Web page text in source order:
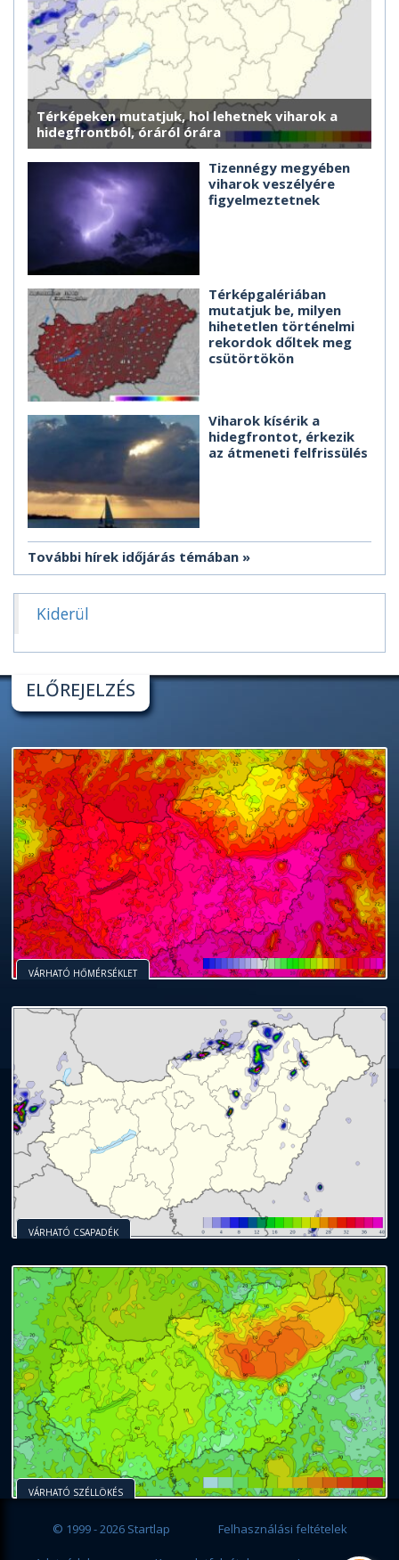
Térképeken mutatjuk, hol lehetnek viharok a
hidegfrontból, óráról órára
Tizennégy megyében
viharok veszélyére
figyelmeztetnek
Térképgalériában
mutatjuk be, milyen
hihetetlen történelmi
rekordok dőltek meg
csütörtökön
Viharok kísérik a
hidegfrontot, érkezik
az átmeneti felfrissülés
További hírek időjárás témában
Kiderül
ELŐREJELZÉS
VÁRHATÓ HŐMÉRSÉKLET
VÁRHATÓ CSAPADÉK
VÁRHATÓ SZÉLLÖKÉS
© 1999 - 2026 Startlap Felhasználási feltételek